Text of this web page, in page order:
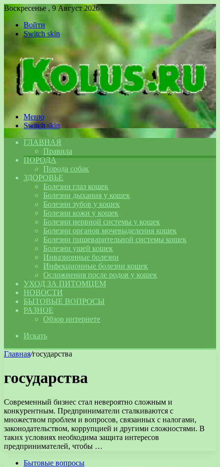
Воскресенье , 9 Август 2026
Войти
Switch skin
Меню
Switch skin
ГЛАВНАЯ
Правила
ПОРОДА
Порода собак
ЗДОРОВЬЕ
Болезни глаз кошек
Болезни дыхания у кошек
Болезни зубов у кошек
Болезни кожи у кошек
Болезни нервной системы у кошек
Болезни органов мочевыделения кошек
Болезни пищеварительной системы кошек
Болезни ушей кошек
Инвазионные болезни
Инфекционные болезни кошек
Осложнения после родов у кошек
УХОД ЗА ПИТОМЦЕМ
НОВОСТИ
БЫТОВЫЕ ВОПРОСЫ
РАЗНОЕ
Обзор интернете
Искать
Главная/государства
государства
Современный бизнес стал невероятно сложным и
конкурентным. Предприниматели сталкиваются с
множеством проблем и вопросов, связанных с налогами,
законодательством, коррупцией и другими сложностями. В
таких условиях необходима защита интересов
предпринимателей, чтобы …
Бытовые вопросы